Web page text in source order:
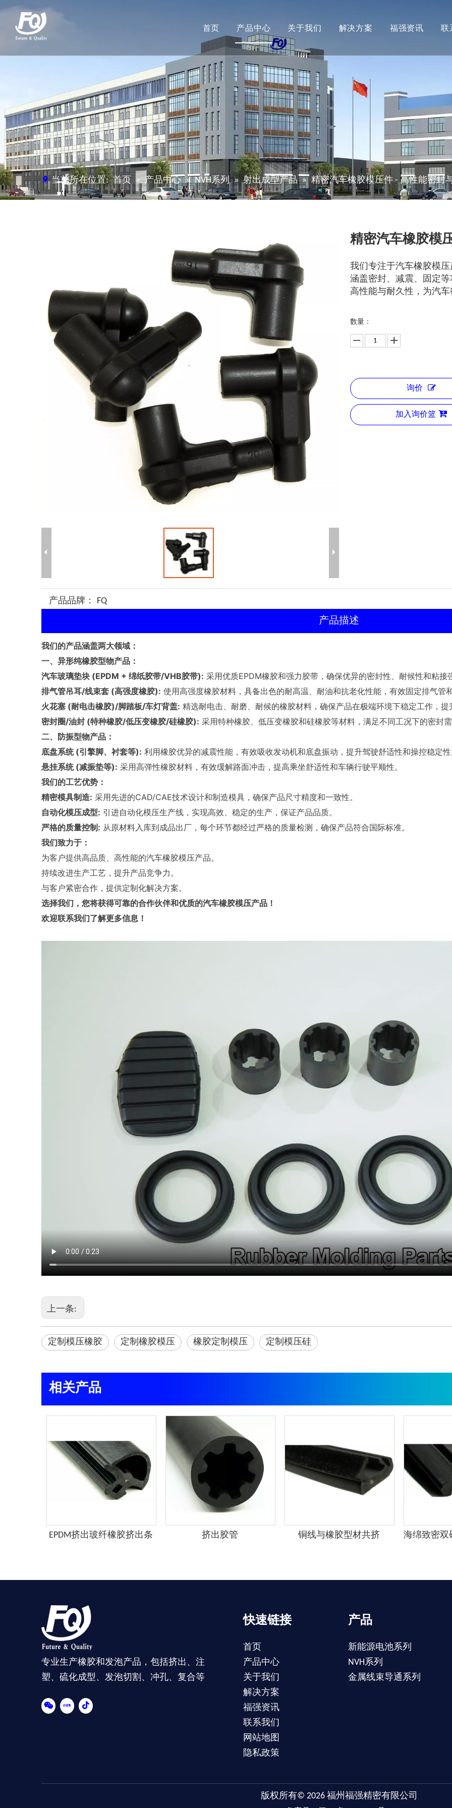
首页 产品中心 关于我们 解决方案 福强资讯 联
当前所在位置: 首页 » 产品中心 » NVH系列 » 射出成型产品 » 精密汽车橡胶模压件 - 高性能密封
精密汽车橡胶模
我们专注于汽车橡胶模
涵盖密封、减震、固定
高性能与耐久性，为汽
数量：
询价
加入询价篮
产品品牌： FQ
产品描述
我们的产品涵盖两大领域：
一、异形纯橡胶型物产品：
汽车玻璃垫块 (EPDM + 绵纸胶带/VHB胶带): 采用优质EPDM橡胶和强力胶带，确保优异的密封性、耐候性和粘
排气管吊耳/线束套 (高强度橡胶): 使用高强度橡胶材料，具备出色的耐高温、耐油和抗老化性能，有效固定排气管
火花塞 (耐电击橡胶)/脚踏板/车灯背盖: 精选耐电击、耐磨、耐候的橡胶材料，确保产品在极端环境下稳定工作，
密封圈/油封 (特种橡胶/低压变橡胶/硅橡胶): 采用特种橡胶、低压变橡胶和硅橡胶等材料，满足不同工况下的密封
二、防振型物产品：
底盘系统 (引擎脚、衬套等): 利用橡胶优异的减震性能，有效吸收发动机和底盘振动，提升驾驶舒适性和操控稳定
悬挂系统 (减振垫等): 采用高弹性橡胶材料，有效缓解路面冲击，提高乘坐舒适性和车辆行驶平顺性。
我们的工艺优势：
精密模具制造: 采用先进的CAD/CAE技术设计和制造模具，确保产品尺寸精度和一致性。
自动化模压成型: 引进自动化模压生产线，实现高效、稳定的生产，保证产品品质。
严格的质量控制: 从原材料入库到成品出厂，每个环节都经过严格的质量检测，确保产品符合国际标准。
我们致力于：
为客户提供高品质、高性能的汽车橡胶模压产品。
持续改进生产工艺，提升产品竞争力。
与客户紧密合作，提供定制化解决方案。
选择我们，您将获得可靠的合作伙伴和优质的汽车橡胶模压产品！
欢迎联系我们了解更多信息！
上一条:
定制模压橡胶 定制橡胶模压 橡胶定制模压 定制模压硅
相关产品
EPDM挤出玻纤橡胶挤出条 挤出胶管 铜线与橡胶型材共挤
专业生产橡胶和发泡产品，包括挤出、注
塑、硫化成型、发泡切割、冲孔、复合等
快速链接
首页
产品中心
关于我们
解决方案
福强资讯
联系我们
网站地图
隐私政策
产品
新能源电池系列
NVH系列
金属线束导通系列
版权所有© 2026福州福强精密有限公司